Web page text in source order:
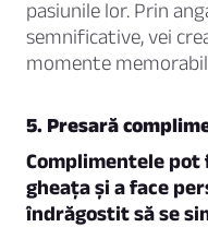
pasiunile lor. Prin
semnificative, vei
momente
5. Presară
Complimentele pot
gheața și a face
îndrăgostit să se